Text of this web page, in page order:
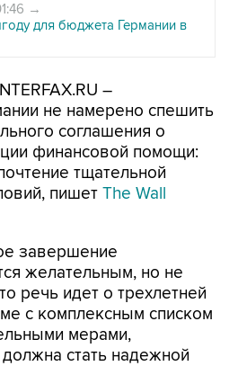
→
для бюджета Германии в
–
не намерено спешить
соглашения о
финансовой помощи:
тщательной
пишет The Wall
завершение
желательным, но не
речь идет о трехлетней
с комплексным списком
мерами,
стать надежной